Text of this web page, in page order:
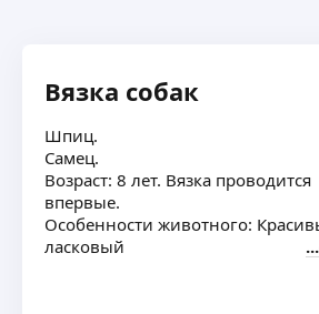
Вязка собак
Шпиц.
Самец.
Возраст: 8 лет. Вязка проводится
впервые.
Особенности животного:
ласковый